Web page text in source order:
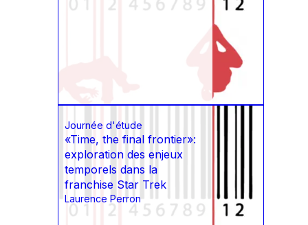
Journée d'étude
«Time, the final frontier»:
exploration des enjeux
temporels dans la
franchise Star Trek
Laurence Perron